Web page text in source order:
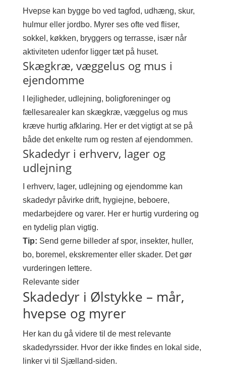
Hvepse kan bygge bo ved tagfod, udhæng, skur,
hulmur eller jordbo. Myrer ses ofte ved fliser,
sokkel, køkken, bryggers og terrasse, især når
aktiviteten udenfor ligger tæt på huset.
Skægkræ, væggelus og mus i
ejendomme
I lejligheder, udlejning, boligforeninger og
fællesarealer kan skægkræ, væggelus og mus
kræve hurtig afklaring. Her er det vigtigt at se på
både det enkelte rum og resten af ejendommen.
Skadedyr i erhverv, lager og
udlejning
I erhverv, lager, udlejning og ejendomme kan
skadedyr påvirke drift, hygiejne, beboere,
medarbejdere og varer. Her er hurtig vurdering og
en tydelig plan vigtig.
Tip: Send gerne billeder af spor, insekter, huller,
bo, boremel, ekskrementer eller skader. Det gør
vurderingen lettere.
Relevante sider
Skadedyr i Ølstykke – mår,
hvepse og myrer
Her kan du gå videre til de mest relevante
skadedyrssider. Hvor der ikke findes en lokal side,
linker vi til Sjælland-siden.